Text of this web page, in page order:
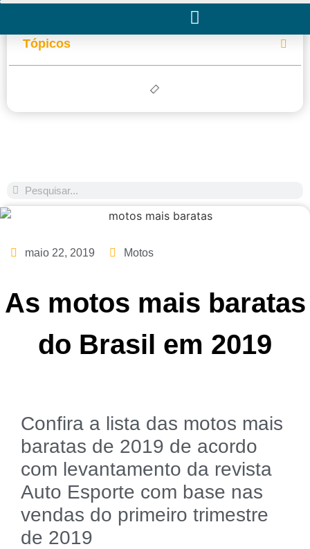
Tópicos
maio 22, 2019 Motos
As motos mais baratas
do Brasil em 2019
Confira a lista das motos mais
baratas de 2019 de acordo
com levantamento da revista
Auto Esporte com base nas
vendas do primeiro trimestre
de 2019